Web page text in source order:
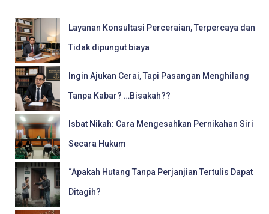
Layanan Konsultasi Perceraian, Terpercaya dan
Tidak dipungut biaya
Ingin Ajukan Cerai, Tapi Pasangan Menghilang
Tanpa Kabar? …Bisakah??
Isbat Nikah: Cara Mengesahkan Pernikahan Siri
Secara Hukum
“Apakah Hutang Tanpa Perjanjian Tertulis Dapat
Ditagih?